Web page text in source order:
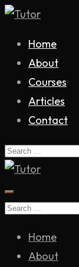
Skip
content
TutorHome
About
Courses
Articles
Contact
Search
for:
Tutor
Search
Home
About